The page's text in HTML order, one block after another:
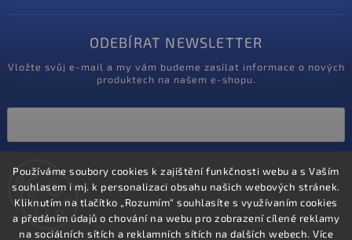
Používáme soubory cookies k zajištění funkčnosti webu a s Vaším
souhlasem i mj. k personalizaci obsahu našich webových stránek.
Kliknutím na tlačítko „Rozumím“ souhlasíte s využívaním cookies
a předáním údajů o chování na webu pro zobrazení cílené reklamy
na sociálních sítích a reklamních sítích na dalších webech. Více
ODEBÍRAT NEWSLETTER
Vložte svůj e-mail a my vám budeme zasílat informace o nových
produktech na našem e-shopu.
podmínkami ochrany osobních údajů
Přihlásit se